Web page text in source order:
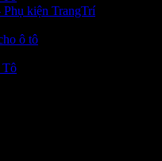
kiện TrangTrí
ô tô
Tô